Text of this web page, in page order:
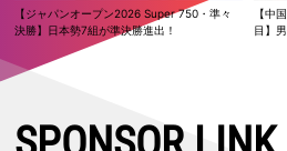
【ジャパンオープン2026 Super 750・準々
決勝】日本勢7組が準決勝進出！
【中
目】